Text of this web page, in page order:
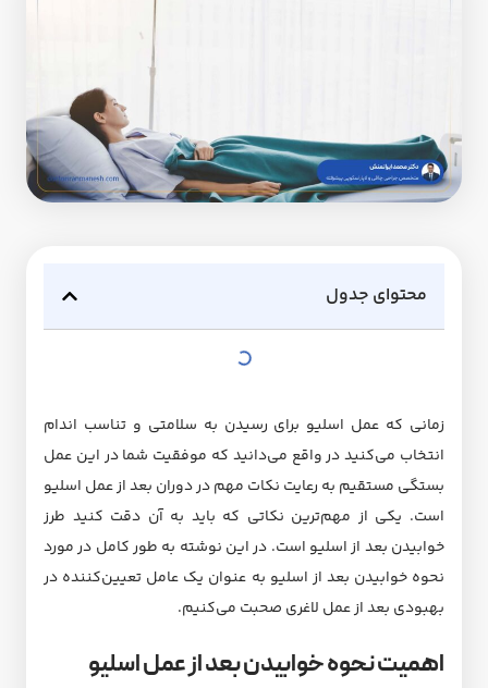
محتوای جدول
زمانی که عمل اسلیو برای رسیدن به سلامتی و تناسب اندام
انتخاب می‌کنید در واقع می‌دانید که موفقیت شما در این عمل
بستگی مستقیم به رعایت نکات مهم در دوران بعد از عمل اسلیو
است. یکی از مهم‌ترین نکاتی که باید به آن دقت کنید طرز
خوابیدن بعد از اسلیو است. در این نوشته به طور کامل در مورد
نحوه خوابیدن بعد از اسلیو به عنوان یک عامل تعیین‌کننده در
بهبودی بعد از عمل لاغری صحبت می‌کنیم.
اهمیت نحوه خوابیدن بعد از عمل اسلیو